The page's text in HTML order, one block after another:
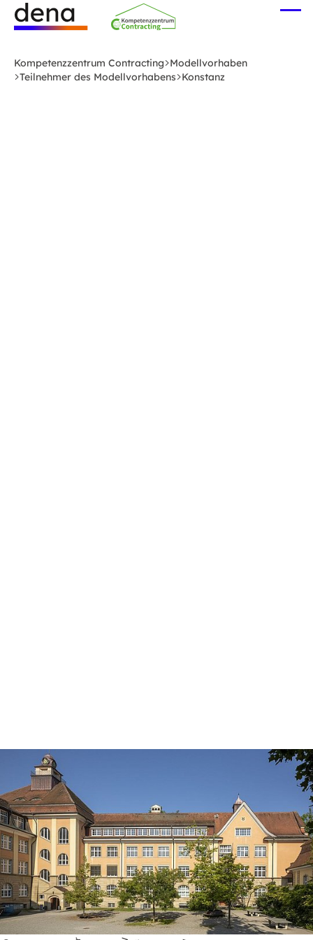
Zum
Hauptinhalt
Deutsche
Energie-
Kompetenzzentrum Contracting Modellvorhaben
Teilnehmer des Modellvorhabens Konstanz